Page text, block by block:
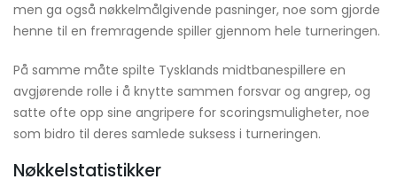
men ga også nøkkelmålgivende pasninger, noe som gjorde
henne til en fremragende spiller gjennom hele turneringen.
På samme måte spilte Tysklands midtbanespillere en
avgjørende rolle i å knytte sammen forsvar og angrep, og
satte ofte opp sine angripere for scoringsmuligheter, noe
som bidro til deres samlede suksess i turneringen.
Nøkkelstatistikker